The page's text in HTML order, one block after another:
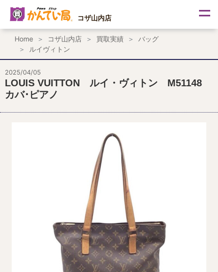
ス
プ
コザ山内店
Home コザ山内店 買取実績
バッグ
ルイヴィトン
2025/04/05
LOUIS VUITTON ルイ・ヴィトン M51148
カバ･ピアノ